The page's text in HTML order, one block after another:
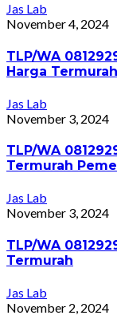
Jas Lab
November 4, 2024
TLP/WA
Harga
Jas Lab
November 3, 2024
TLP/WA
Termurah
Jas Lab
November 3, 2024
TLP/WA
Termurah
Jas Lab
November 2, 2024